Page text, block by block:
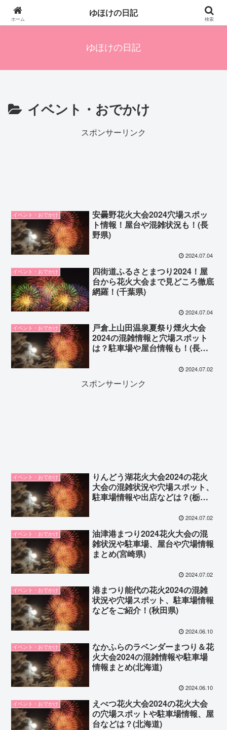
四人の子を持つ母のズボラ生活備忘録です。興味のあることアレやコレ、色々
発信します。
ゆほけの日記
イベント・おでかけ
スポンサーリンク
イベント・おでかけ
安曇野花火大会2024穴場スポッ
ト情報！屋台や混雑状況も！(長
野県)
2024.07.04
イベント・おでかけ
四街道ふるさとまつり2024！屋
台から花火大会まで見どころ徹底
網羅！(千葉県)
2024.07.04
イベント・おでかけ
戸倉上山田温泉夏祭り煙火大会
2024の混雑情報と穴場スポット
は？駐車場や屋台情報も！(長野
2024.07.02
スポンサーリンク
イベント・おでかけ
りんどう湖花火大会2024の花火
大会の混雑状況や穴場スポット、
駐車場情報や出店などは？(栃木
2024.07.02
イベント・おでかけ
油津港まつり2024花火大会の混
雑状況や駐車場、屋台や穴場情報
まとめ(宮崎県)
2024.07.02
イベント・おでかけ
港まつり能代の花火2024の混雑
状況や穴場スポット、駐車場情報
などをご紹介！(秋田県)
2024.06.10
イベント・おでかけ
なかふらのラベンダーまつり＆花
火大会2024の混雑情報や駐車場
情報まとめ(北海道)
2024.06.10
イベント・おでかけ
えべつ花火大会2024の花火大会
の穴場スポットや駐車場情報、屋
台などは？(北海道)
ホーム
ゆほけの日記
検索